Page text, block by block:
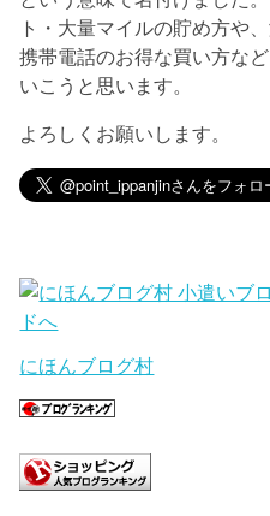
ト・大量マイルの貯め方や
携帯電話のお得な買い方な
いこうと思います。
よろしくお願いします。
にほんブログ村